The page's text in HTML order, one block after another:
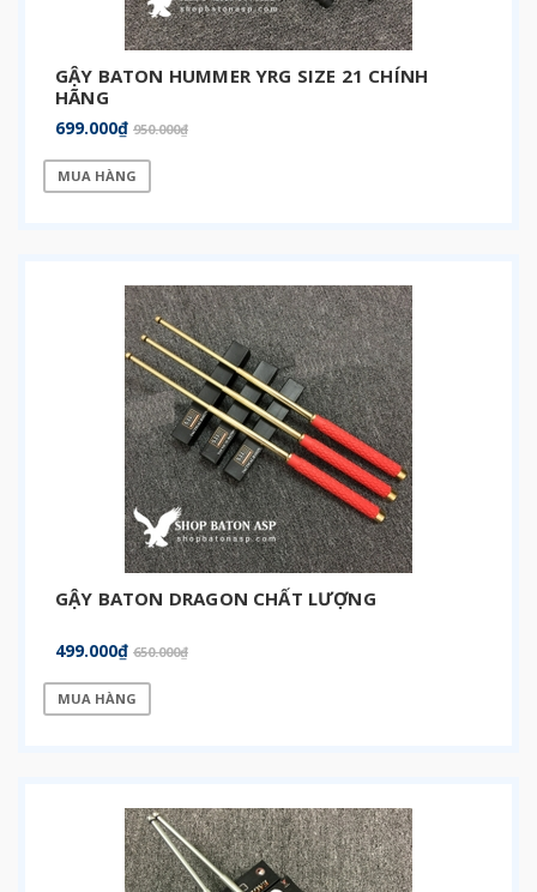
GẬY BATON HUMMER YRG SIZE 21 CHÍNH
HÃNG
699.000₫ 950.000₫
MUA HÀNG
GẬY BATON DRAGON CHẤT LƯỢNG
499.000₫ 650.000₫
MUA HÀNG